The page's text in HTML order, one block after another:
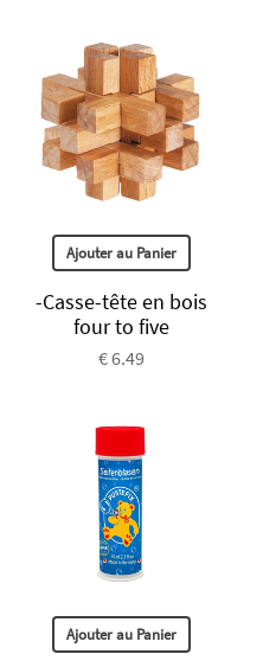
Ajouter au Panier
-Casse-tête en bois
four to five
€ 6.49
Ajouter au Panier